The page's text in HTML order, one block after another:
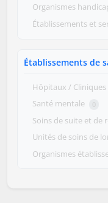
Organismes
Établissements et
Établissements de
Hôpitaux / Cliniques
Santé mentale 0
Soins de suite et de
Unités de soins de
Organismes